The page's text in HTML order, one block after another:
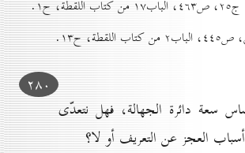
۲۸٠
سعة دائرة الجهالة، فهل نتعدّى
العجز عن التعريف أو لا؟